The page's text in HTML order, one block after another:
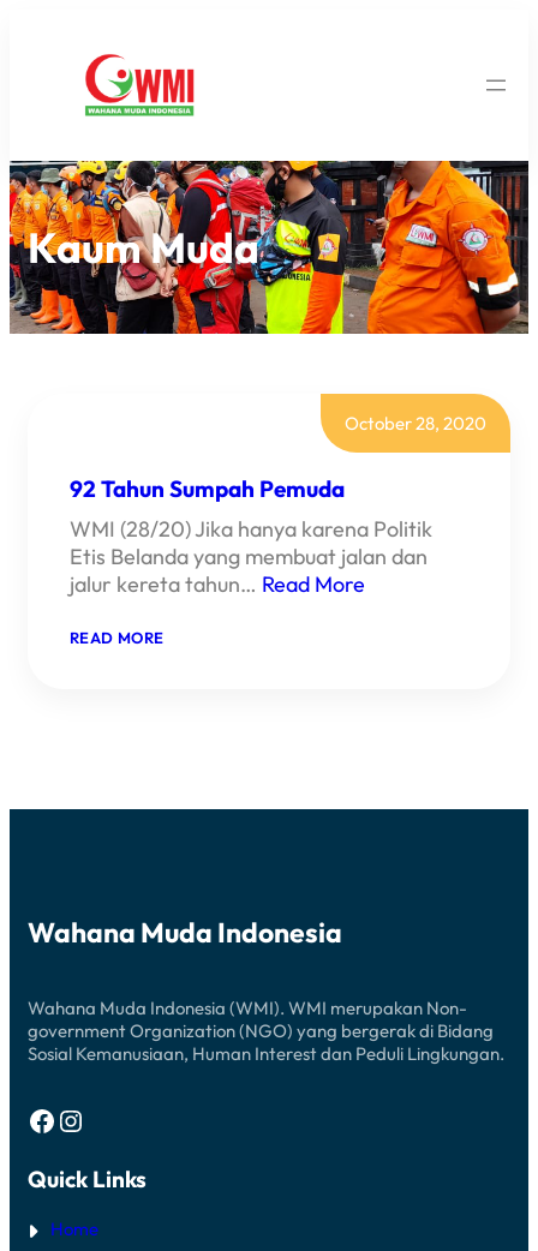
Kaum Muda
October 28, 2020
92 Tahun Sumpah Pemuda
WMI (28/20) Jika hanya karena Politik
Etis Belanda yang membuat jalan dan
jalur kereta tahun… Read More
READ MORE:
Wahana Muda Indonesia
Wahana Muda Indonesia (WMI). WMI merupakan Non-
government Organization (NGO) yang bergerak di Bidang
Sosial Kemanusiaan, Human Interest dan Peduli Lingkungan.
Facebook Instagram
Quick Links
Home